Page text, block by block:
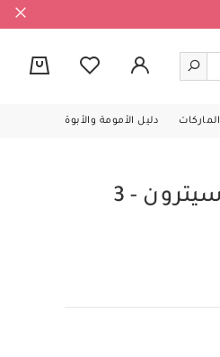
الماركات دليل الأمومة والأبوة
طقم ماصة بامبو عضوي وفرشاة من سيترون - 3